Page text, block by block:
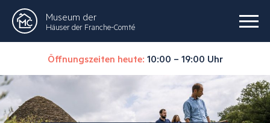
Museum der
Häuser der Franche-Comté
Öffnungszeiten heute: 10:00 – 19:00 Uhr